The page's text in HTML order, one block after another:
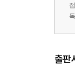
출판